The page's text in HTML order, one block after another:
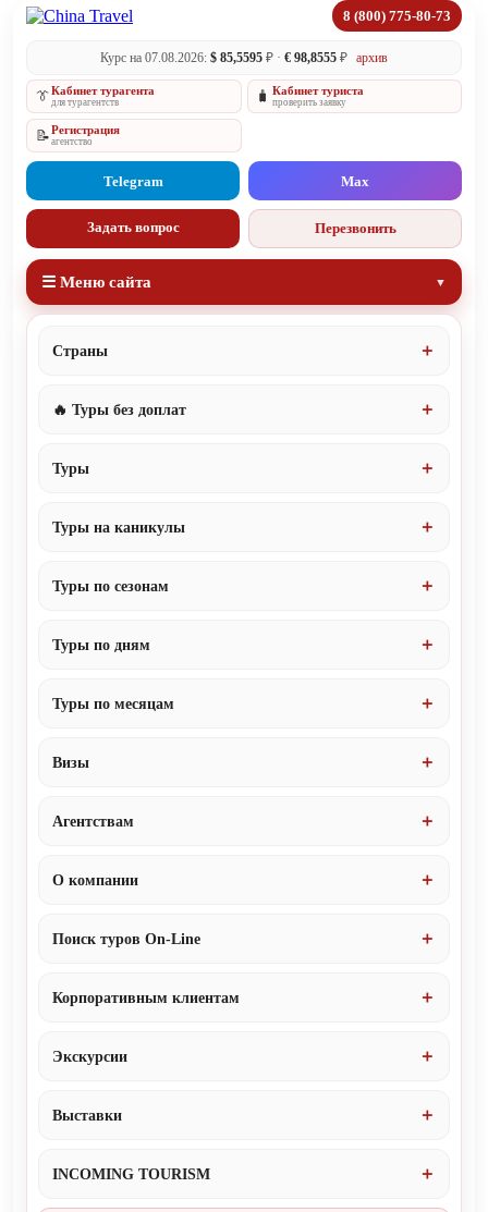
8 (800) 775-80-73
Курс на 07.08.2026: $ 85,5595 ₽ · € 98,8555 ₽ архив
👔Кабинет турагента
для турагентств 🧳 Кабинет туриста
проверить заявку
📝Регистрация
агентство
Telegram Max
Задать вопрос Перезвонить
☰ Меню сайта
Страны
🔥 Туры без доплат
Туры
Туры на каникулы
Туры по сезонам
Туры по дням
Туры по месяцам
Визы
Агентствам
О компании
Поиск туров On-Line
Корпоративным клиентам
Экскурсии
Выставки
INCOMING TOURISM